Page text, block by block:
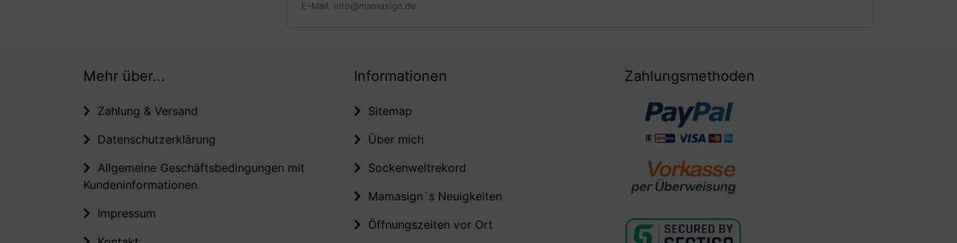
E-Mail: info@mamasign.de
Mehr über...
Zahlung & Versand
Datenschutzerklärung
Allgemeine Geschäftsbedingungen mit
Kundeninformationen
Impressum
Informationen
Sitemap
Über mich
Sockenweltrekord
Mamasign´s Neuigkeiten
Öffnungszeiten vor Ort
Zahlungsmethoden